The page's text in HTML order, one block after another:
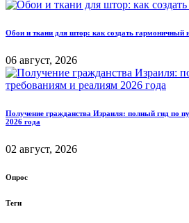
Обои и ткани для штор: как создать гармоничный
06 август, 2026
Получение гражданства Израиля: полный гид по
2026 года
02 август, 2026
Опрос
Теги